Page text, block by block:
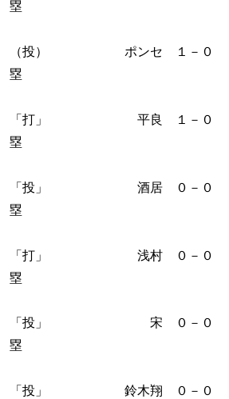
塁
（投） ポンセ １－０ ０
塁
「打」 平良 １－０ ０
塁
「投」 酒居 ０－０ ０
塁
「打」 浅村 ０－０ ０
塁
「投」 宋 ０－０ ０本
塁
「投」 鈴木翔 ０－０ ０